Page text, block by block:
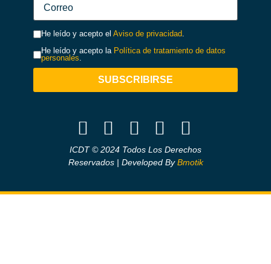
He leído y acepto el Aviso de privacidad.
He leído y acepto la Política de tratamiento de datos
personales.
SUBSCRIBIRSE
ICDT © 2024 Todos Los Derechos
Reservados | Developed ByBmotik